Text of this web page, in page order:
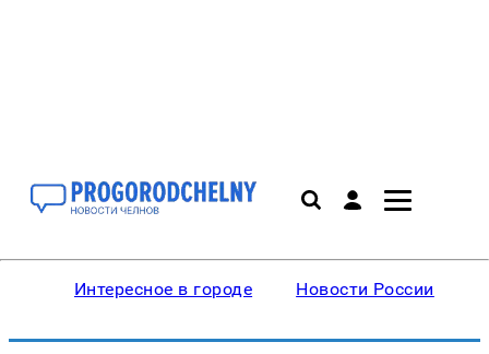
Интересное в городе Новости России